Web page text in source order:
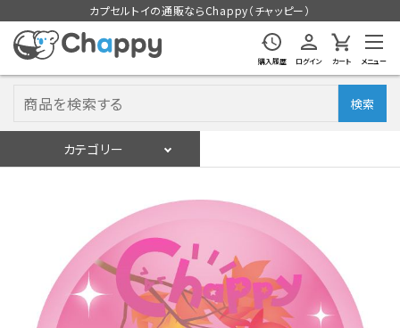
カプセルトイの通販ならChappy（チャッピー）
購入履歴 ログイン カート メニュー
検索
カテゴリー
入荷スケジュールをチェック
カプセルトイマシン本体